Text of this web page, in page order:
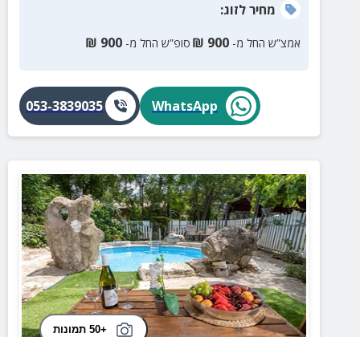
מחירלזוג:
אמצ”ש החל מ- 900
₪ סופ”ש החל מ- 900
₪
WhatsApp
053-3839035
+50 תמונות